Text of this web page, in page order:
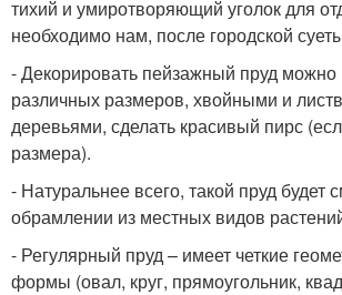
тихий и умиротворяющий уголок для
необходимо нам, после городской
- Декорировать пейзажный пруд
различных размеров, хвойными и
деревьями, сделать красивый пирс
размера).
- Натуральнее всего, такой пруд будет
обрамлении из местных видов
- Регулярный пруд – имеет четкие
формы (овал, круг, прямоугольник,